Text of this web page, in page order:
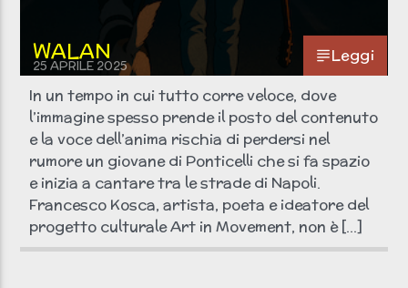
Radio scream italia
WALAN
25 APRILE 2025
Leggi
In un tempo in cui tutto corre veloce, dove
l’immagine spesso prende il posto del contenuto
e la voce dell’anima rischia di perdersi nel
rumore un giovane di Ponticelli che si fa spazio
e inizia a cantare tra le strade di Napoli.
Francesco Kosca, artista, poeta e ideatore del
progetto culturale Art in Movement, non è […]